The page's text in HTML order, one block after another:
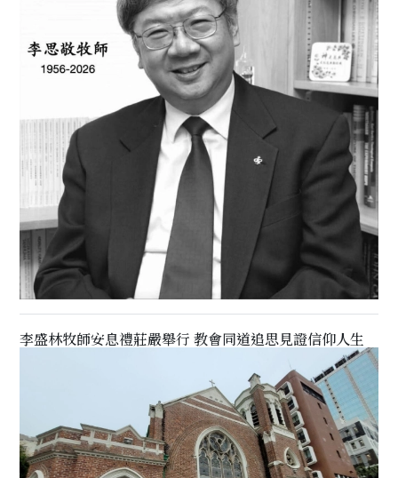
李盛林牧師安息禮莊嚴舉行 教會同道追思見證信仰人生